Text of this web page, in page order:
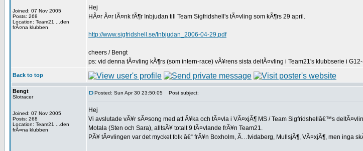
Joined: 07 Nov 2005
Posts: 268
Location: Team21 ...den
frÃ¤na klubben
Hej
HÃ¤r Ã¤r lÃ¤nk fÃ¶r Inbjudan till Team Sigfridshell's tÃ¤vling som kÃ¶rs 29 april.
http://www.sigfridshell.se/Inbjudan_2006-04-29.pdf
cheers / Bengt
ps: vid denna tÃ¤vling kÃ¶rs (som intern-race) vÃ¥rens sista deltÃ¤vling i Team21's klubbserie i
Back to top
Bengt
Slotracer
Joined: 07 Nov 2005
Posts: 268
Location: Team21 ...den
frÃ¤na klubben
Posted: Sun Apr 30 23:50:05 Post subject:
Hej
Vi avslutade vÃ¥r sÃ¤song med att Ã¥ka och tÃ¤vla i VÃ¤xjÃ¶ MS / Team Sigfridshellâ€™s
Motala (Sten och Sara), alltsÃ¥ totalt 9 tÃ¤vlande frÃ¥n Team21.
PÃ¥ tÃ¤vlingen var det mycket folk â€“ frÃ¥n Boxholm, Ã…tvidaberg, MullsjÃ¶, VÃ¤xjÃ¶, men inga